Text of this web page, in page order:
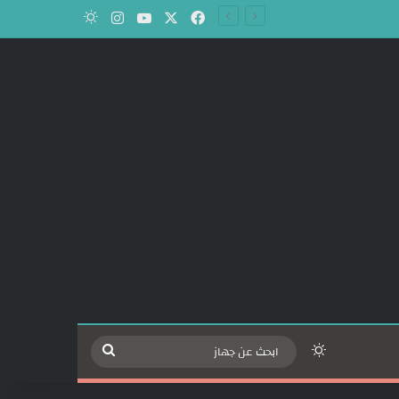
فيسبوك‫YouTube
انستقرامالوضع المظلم
الوضع المظلم
ابحث
عن